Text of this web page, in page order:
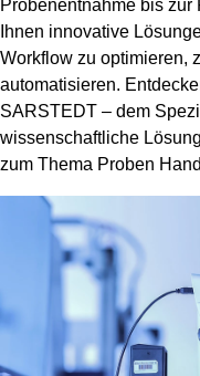
Probenentnahme bis
Ihnen innovative
Workflow zu optimieren,
automatisieren.
SARSTEDT – dem
wissenschaftliche
zum Thema Proben